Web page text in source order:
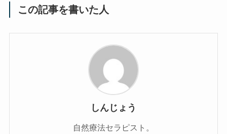
この記事を書いた人
しんじょう
自然療法セラピスト。